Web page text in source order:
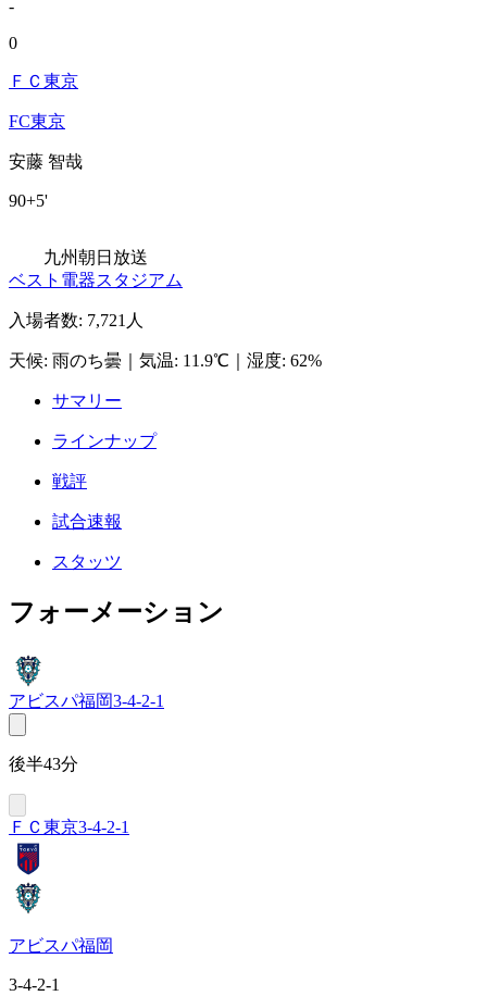
-
0
ＦＣ東京
FC東京
安藤 智哉
90+5'
九州朝日放送
ベスト電器スタジアム
入場者数: 7,721人
天候: 雨のち曇 気温: 11.9℃ 湿度: 62%
サマリー
ラインナップ
戦評
試合速報
スタッツ
フォーメーション
アビスパ福岡3-4-2-1
後半43分
ＦＣ東京3-4-2-1
アビスパ福岡
3-4-2-1